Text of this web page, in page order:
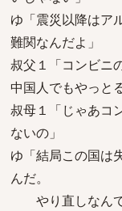
ゆ「震災以降はア
難関なんだよ」
叔父１「コンビニ
中国人でもやっと
叔母１「じゃあコ
ないの」
ゆ「結局この国は
んだ。
やり直しなんて